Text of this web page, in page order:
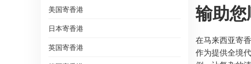
美国寄香港
日本寄香港
英国寄香港
输助
在马来西亚寄
作为提供全境